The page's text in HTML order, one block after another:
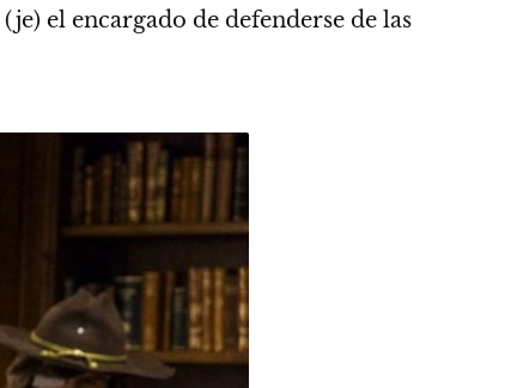
(je) el encargado de defenderse de las